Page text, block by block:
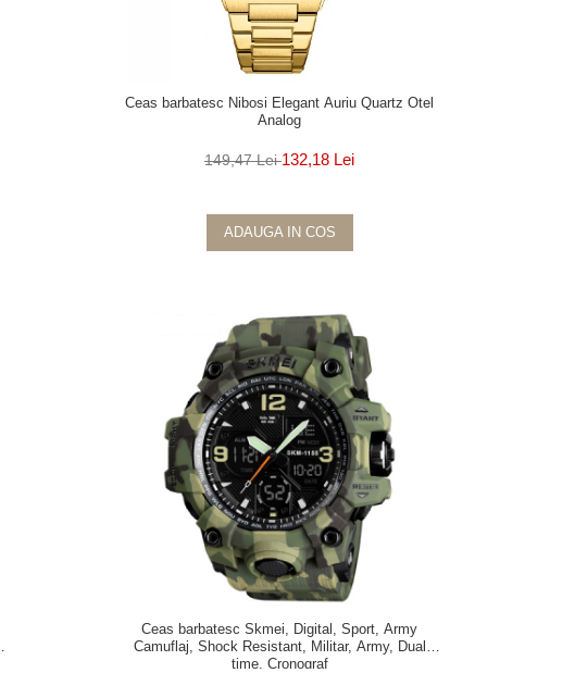
Ceas barbatesc Nibosi Elegant Auriu Quartz Otel
Analog
149,47 Lei132,18 Lei
ADAUGA IN COS
Ceas barbatesc Skmei, Digital, Sport, Army
Camuflaj, Shock Resistant, Militar, Army, Dual
time, Cronograf